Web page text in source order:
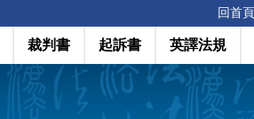
回首頁
裁判書 起訴書 英譯法規